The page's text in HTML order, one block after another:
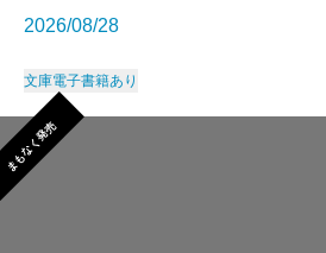
2026/08/28
文庫電子書籍あり
まもなく発売